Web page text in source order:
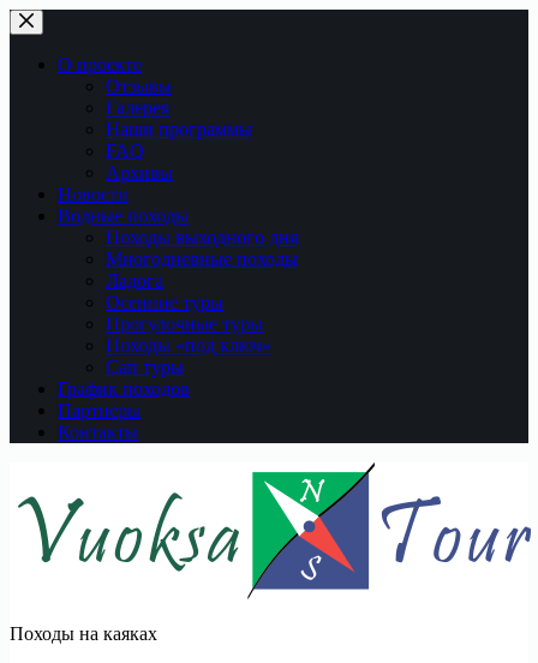
Перейти
к
сути
О проекте
Отзывы
Галерея
Наши программы
FAQ
Архивы
Новости
Водные походы
Походы выходного дня
Многодневные походы
Ладога
Осенние туры
Прогулочные туры
Походы «под ключ»
Сап туры
График походов
Партнеры
Контакты
Походы на каяках